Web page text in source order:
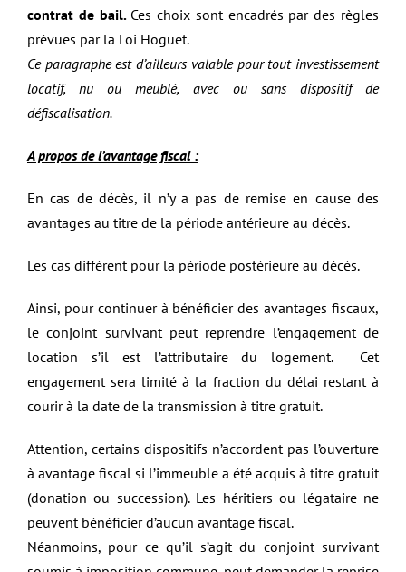
contrat de bail. Ces choix sont encadrés par des règles
prévues par la Loi Hoguet.
Ce paragraphe est d’ailleurs valable pour tout investissement
locatif, nu ou meublé, avec ou sans dispositif de
défiscalisation.
A propos de l’avantage fiscal :
En cas de décès, il n’y a pas de remise en cause des
avantages au titre de la période antérieure au décès.
Les cas diffèrent pour la période postérieure au décès.
Ainsi, pour continuer à bénéficier des avantages fiscaux,
le conjoint survivant peut reprendre l’engagement de
location s’il est l’attributaire du logement. Cet
engagement sera limité à la fraction du délai restant à
courir à la date de la transmission à titre gratuit.
Attention, certains dispositifs n’accordent pas l’ouverture
à avantage fiscal si l’immeuble a été acquis à titre gratuit
(donation ou succession). Les héritiers ou légataire ne
peuvent bénéficier d’aucun avantage fiscal.
Néanmoins, pour ce qu’il s’agit du conjoint survivant